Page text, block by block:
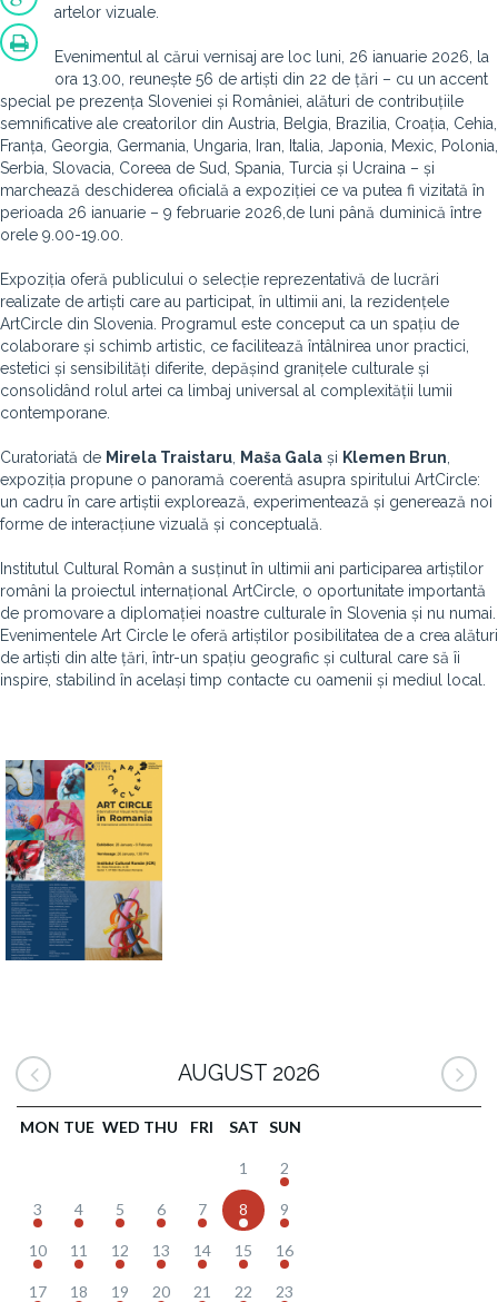
artelor vizuale.
Evenimentul al cărui vernisaj are loc luni, 26 ianuarie 2026, la
ora 13.00, reunește 56 de artiști din 22 de țări – cu un accent
special pe prezența Sloveniei și României, alături de contribuțiile
semnificative ale creatorilor din Austria, Belgia, Brazilia, Croația, Cehia,
Franța, Georgia, Germania, Ungaria, Iran, Italia, Japonia, Mexic, Polonia,
Serbia, Slovacia, Coreea de Sud, Spania, Turcia și Ucraina – și
marchează deschiderea oficială a expoziției ce va putea fi vizitată în
perioada 26 ianuarie – 9 februarie 2026,de luni până duminică între
orele 9.00-19.00.
Expoziția oferă publicului o selecție reprezentativă de lucrări
realizate de artiști care au participat, în ultimii ani, la rezidențele
ArtCircle din Slovenia. Programul este conceput ca un spațiu de
colaborare și schimb artistic, ce facilitează întâlnirea unor practici,
estetici și sensibilități diferite, depășind granițele culturale și
consolidând rolul artei ca limbaj universal al complexității lumii
contemporane.
Curatoriată de Mirela Traistaru Maša Gala și Klemen Brun
expoziția propune o panoramă coerentă asupra spiritului ArtCircle:
un cadru în care artiștii explorează, experimentează și generează noi
forme de interacțiune vizuală și conceptuală.
Institutul Cultural Român a susținut în ultimii ani participarea artiștilor
români la proiectul internațional ArtCircle, o oportunitate importantă
de promovare a diplomației noastre culturale în Slovenia și nu numai.
Evenimentele Art Circle le oferă artiștilor posibilitatea de a crea alături
de artiști din alte țări, într-un spațiu geografic și cultural care să îi
inspire, stabilind în același timp contacte cu oamenii și mediul local.
AUGUST 2026
MON TUE WED THU FRI SAT SUN
1 2
3 4 5 6 7 8 9
10 11 12 13 14 15 16
17 18 19 20 21 22 23